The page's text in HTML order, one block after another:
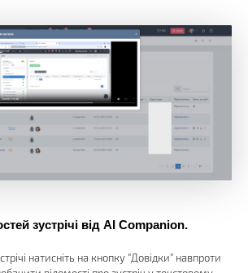
зустрічі від AI Companion.
натисніть на кнопку "Довідки" навпроти